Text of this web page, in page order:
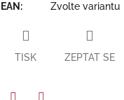
EAN : Zvolte variantu
TISK ZEPTAT SE